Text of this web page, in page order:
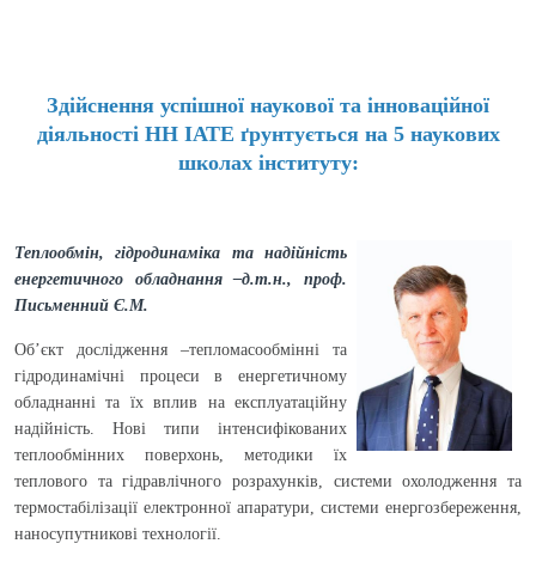
Здійснення успішної наукової та інноваційної
діяльності НН ІАТЕ ґрунтується на 5 наукових
школах інституту:
Теплообмін, гідродинаміка та надійність
енергетичного обладнання –д.т.н., проф.
Письменний Є.М.
Об’єкт дослідження –тепломасообмінні та
гідродинамічні процеси в енергетичному
обладнанні та їх вплив на експлуатаційну
надійність. Нові типи інтенсифікованих
теплообмінних поверхонь, методики їх
теплового та гідравлічного розрахунків, системи охолодження та
термостабілізації електронної апаратури, системи енергозбереження,
наносупутникові технології.